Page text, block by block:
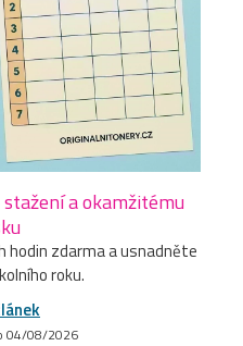
a okamžitému
hodin zdarma a usnadněte
roku.
04/08/2026